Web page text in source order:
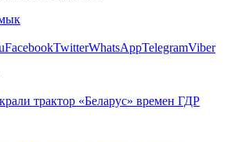
FacebookTwitterWhatsAppTelegramViber
трактор «Беларус» времен ГДР